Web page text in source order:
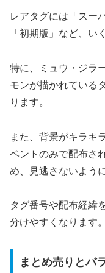
レアタグには「スー
「初期版」など、い
特に、ミュウ・ジラ
モンが描かれている
ります。
また、背景がキラキ
ベントのみで配布さ
め、見逃さないよう
タグ番号や配布経緯
分けやすくなります。
まとめ売りとバ